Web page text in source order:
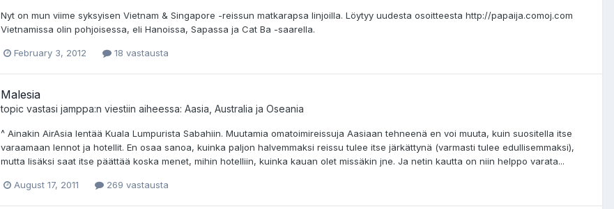
Nyt on mun viime syksyisen Vietnam & Singapore -reissun matkarapsa linjoilla. Löytyy uudesta osoitteesta http://papaija.comoj.com
Vietnamissa olin pohjoisessa, eli Hanoissa, Sapassa ja Cat Ba -saarella.
February 3, 2012 18 vastausta
Malesia
topic vastasi jamppa:n viestiin aiheessa: Aasia, Australia ja Oseania
^ Ainakin AirAsia lentää Kuala Lumpurista Sabahiin. Muutamia omatoimireissuja Aasiaan tehneenä en voi muuta, kuin suositella itse
varaamaan lennot ja hotellit. En osaa sanoa, kuinka paljon halvemmaksi reissu tulee itse järkättynä (varmasti tulee edullisemmaksi),
mutta lisäksi saat itse päättää koska menet, mihin hotelliin, kuinka kauan olet missäkin jne. Ja netin kautta on niin helppo varata...
August 17, 2011 269 vastausta